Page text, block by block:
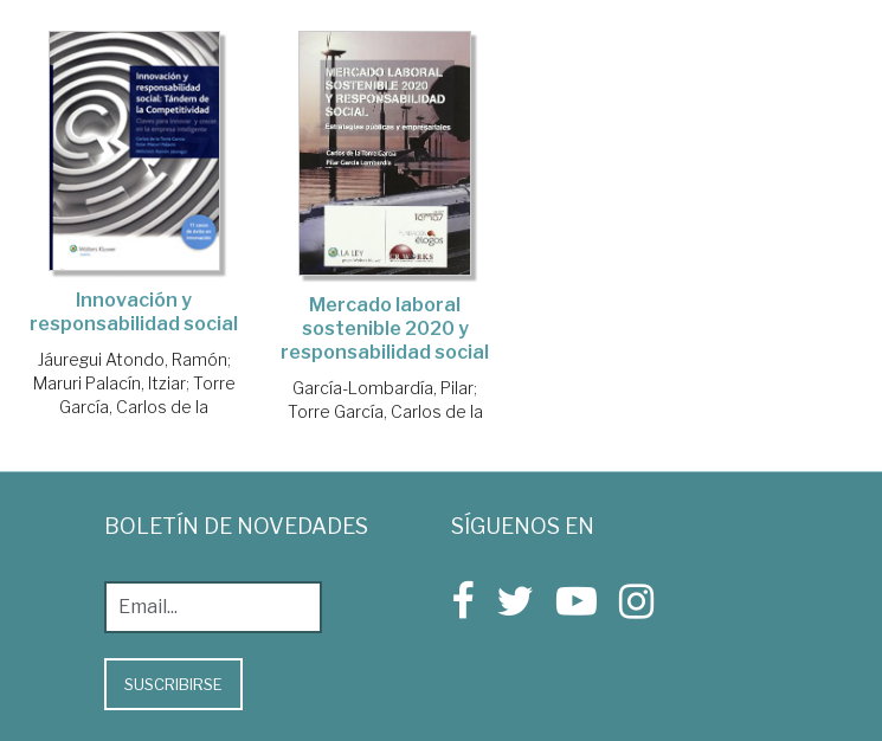
Innovación y
responsabilidad social
Jáuregui Atondo, Ramón;
Maruri Palacín, Itziar; Torre
García, Carlos de la
Mercado laboral
sostenible 2020 y
responsabilidad social
García-Lombardía, Pilar;
Torre García, Carlos de la
BOLETÍN DE NOVEDADES
SUSCRIBIRSE
SÍGUENOS EN